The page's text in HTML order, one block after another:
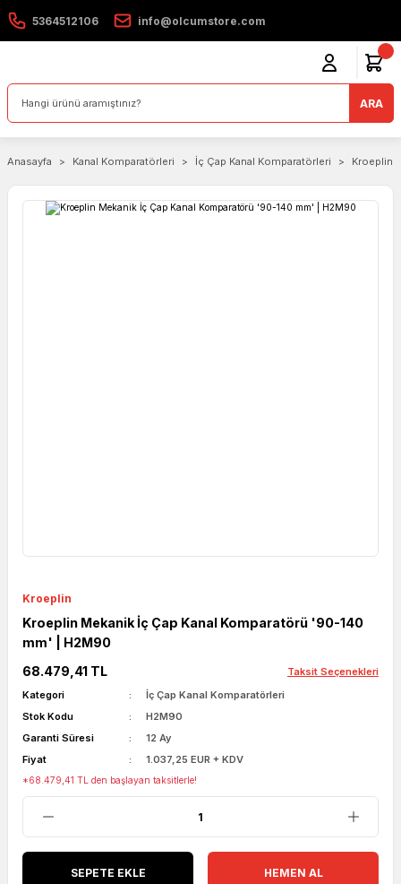
5364512106 info@olcumstore.com
ARA
Anasayfa Kanal Komparatörleri İç Çap Kanal Komparatörleri Kroeplin
Kroeplin
Kroeplin Mekanik İç Çap Kanal Komparatörü '90-140
mm' | H2M90
68.479,41 TL
Taksit Seçenekleri
Kategori
İç Çap Kanal Komparatörleri
Stok Kodu
H2M90
Garanti Süresi
12 Ay
Fiyat
1.037,25 EUR + KDV
*68.479,41 TL den başlayan taksitlerle!
SEPETE EKLE HEMEN AL